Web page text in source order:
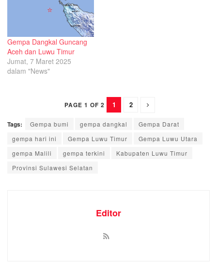
Gempa Dangkal Guncang
Aceh dan Luwu Timur
Jumat, 7 Maret 2025
dalam "News"
PAGE 1 OF 2 1 2
Tags: Gempa bumi gempa dangkal
Gempa Darat
gempa hari ini
Gempa Luwu Timur
Gempa Luwu Utara
gempa Malili
gempa terkini
Kabupaten Luwu Timur
Provinsi Sulawesi Selatan
Editor